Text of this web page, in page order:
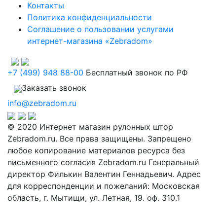
Контакты
Политика конфиденциальности
Соглашение о пользовании услугами
интернет-магазина «Zebradom»
+7 (499) 948 88-00 Бесплатный звонок по РФ
Заказать звонок
info@zebradom.ru
© 2020 Интернет магазин рулонных штор
Zebradom.ru. Все права защищены. Запрещено
любое копирование материалов ресурса без
письменного согласия Zebradom.ru Генеральный
директор Филькин Валентин Геннадьевич. Адрес
для корреспонденции и пожеланий: Московская
область, г. Мытищи, ул. Летная, 19. оф. 310.1